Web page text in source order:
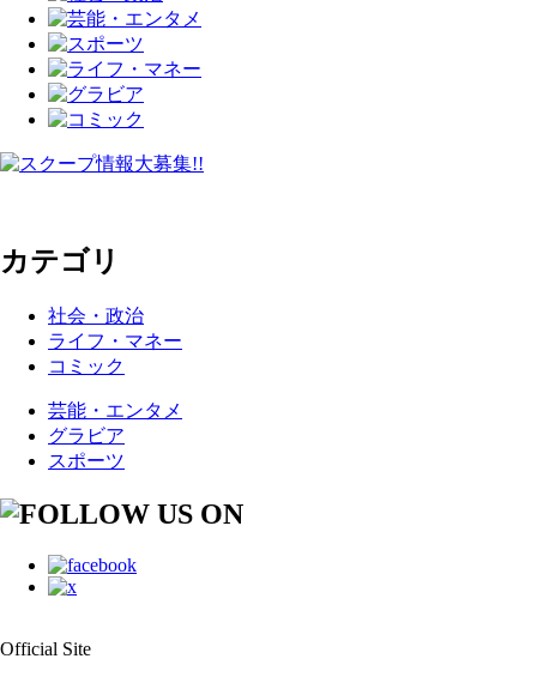
カテゴリ
社会・政治
ライフ・マネー
コミック
芸能・エンタメ
グラビア
スポーツ
Official Site